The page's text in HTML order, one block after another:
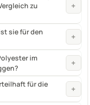
zu
+
sie für den
+
im
+
für die
+